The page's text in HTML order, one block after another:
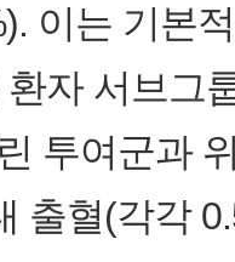
이는 기본
자 서브그
투여군과
출혈(각각